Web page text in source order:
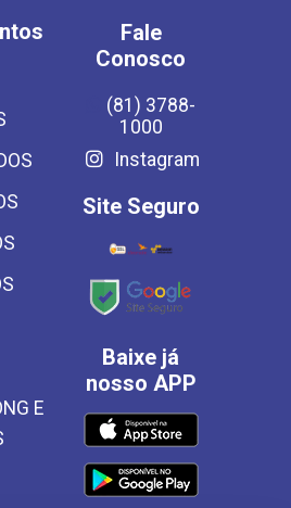
E
Fale
Conosco
(81) 3788-
1000
Instagram
Site Seguro
Baixe já
nosso APP